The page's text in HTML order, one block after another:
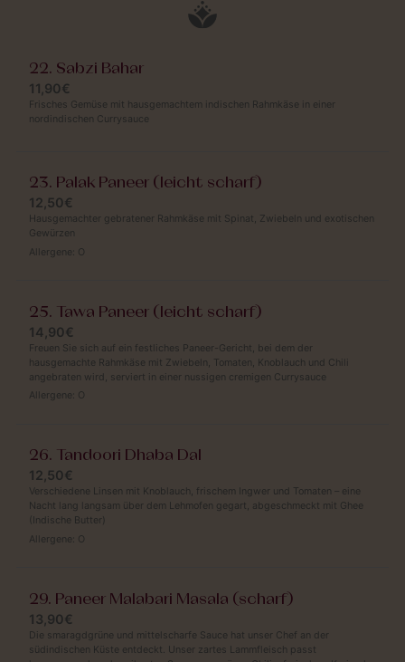
22. Sabzi Bahar
11,90€
Frisches Gemüse mit hausgemachtem indischen Rahmkäse in einer
nordindischen Currysauce
23. Palak Paneer (leicht scharf)
12,50€
Hausgemachter gebratener Rahmkäse mit Spinat, Zwiebeln und exotischen
Gewürzen
Allergene:
O
25. Tawa Paneer (leicht scharf)
14,90€
Freuen Sie sich auf ein festliches Paneer-Gericht, bei dem der
hausgemachte Rahmkäse mit Zwiebeln, Tomaten, Knoblauch und Chili
angebraten wird, serviert in einer nussigen cremigen Currysauce
Allergene: O
26. Tandoori Dhaba Dal
12,50€
Verschiedene Linsen mit Knoblauch, frischem Ingwer und Tomaten – eine
Nacht lang langsam über dem Lehmofen gegart, abgeschmeckt mit Ghee
(Indische Butter)
Allergene:
O
29. Paneer Malabari Masala (scharf)
13,90€
Die smaragdgrüne und mittelscharfe Sauce hat unser Chef an der
südindischen Küste entdeckt. Unser zartes Lammfleisch passt